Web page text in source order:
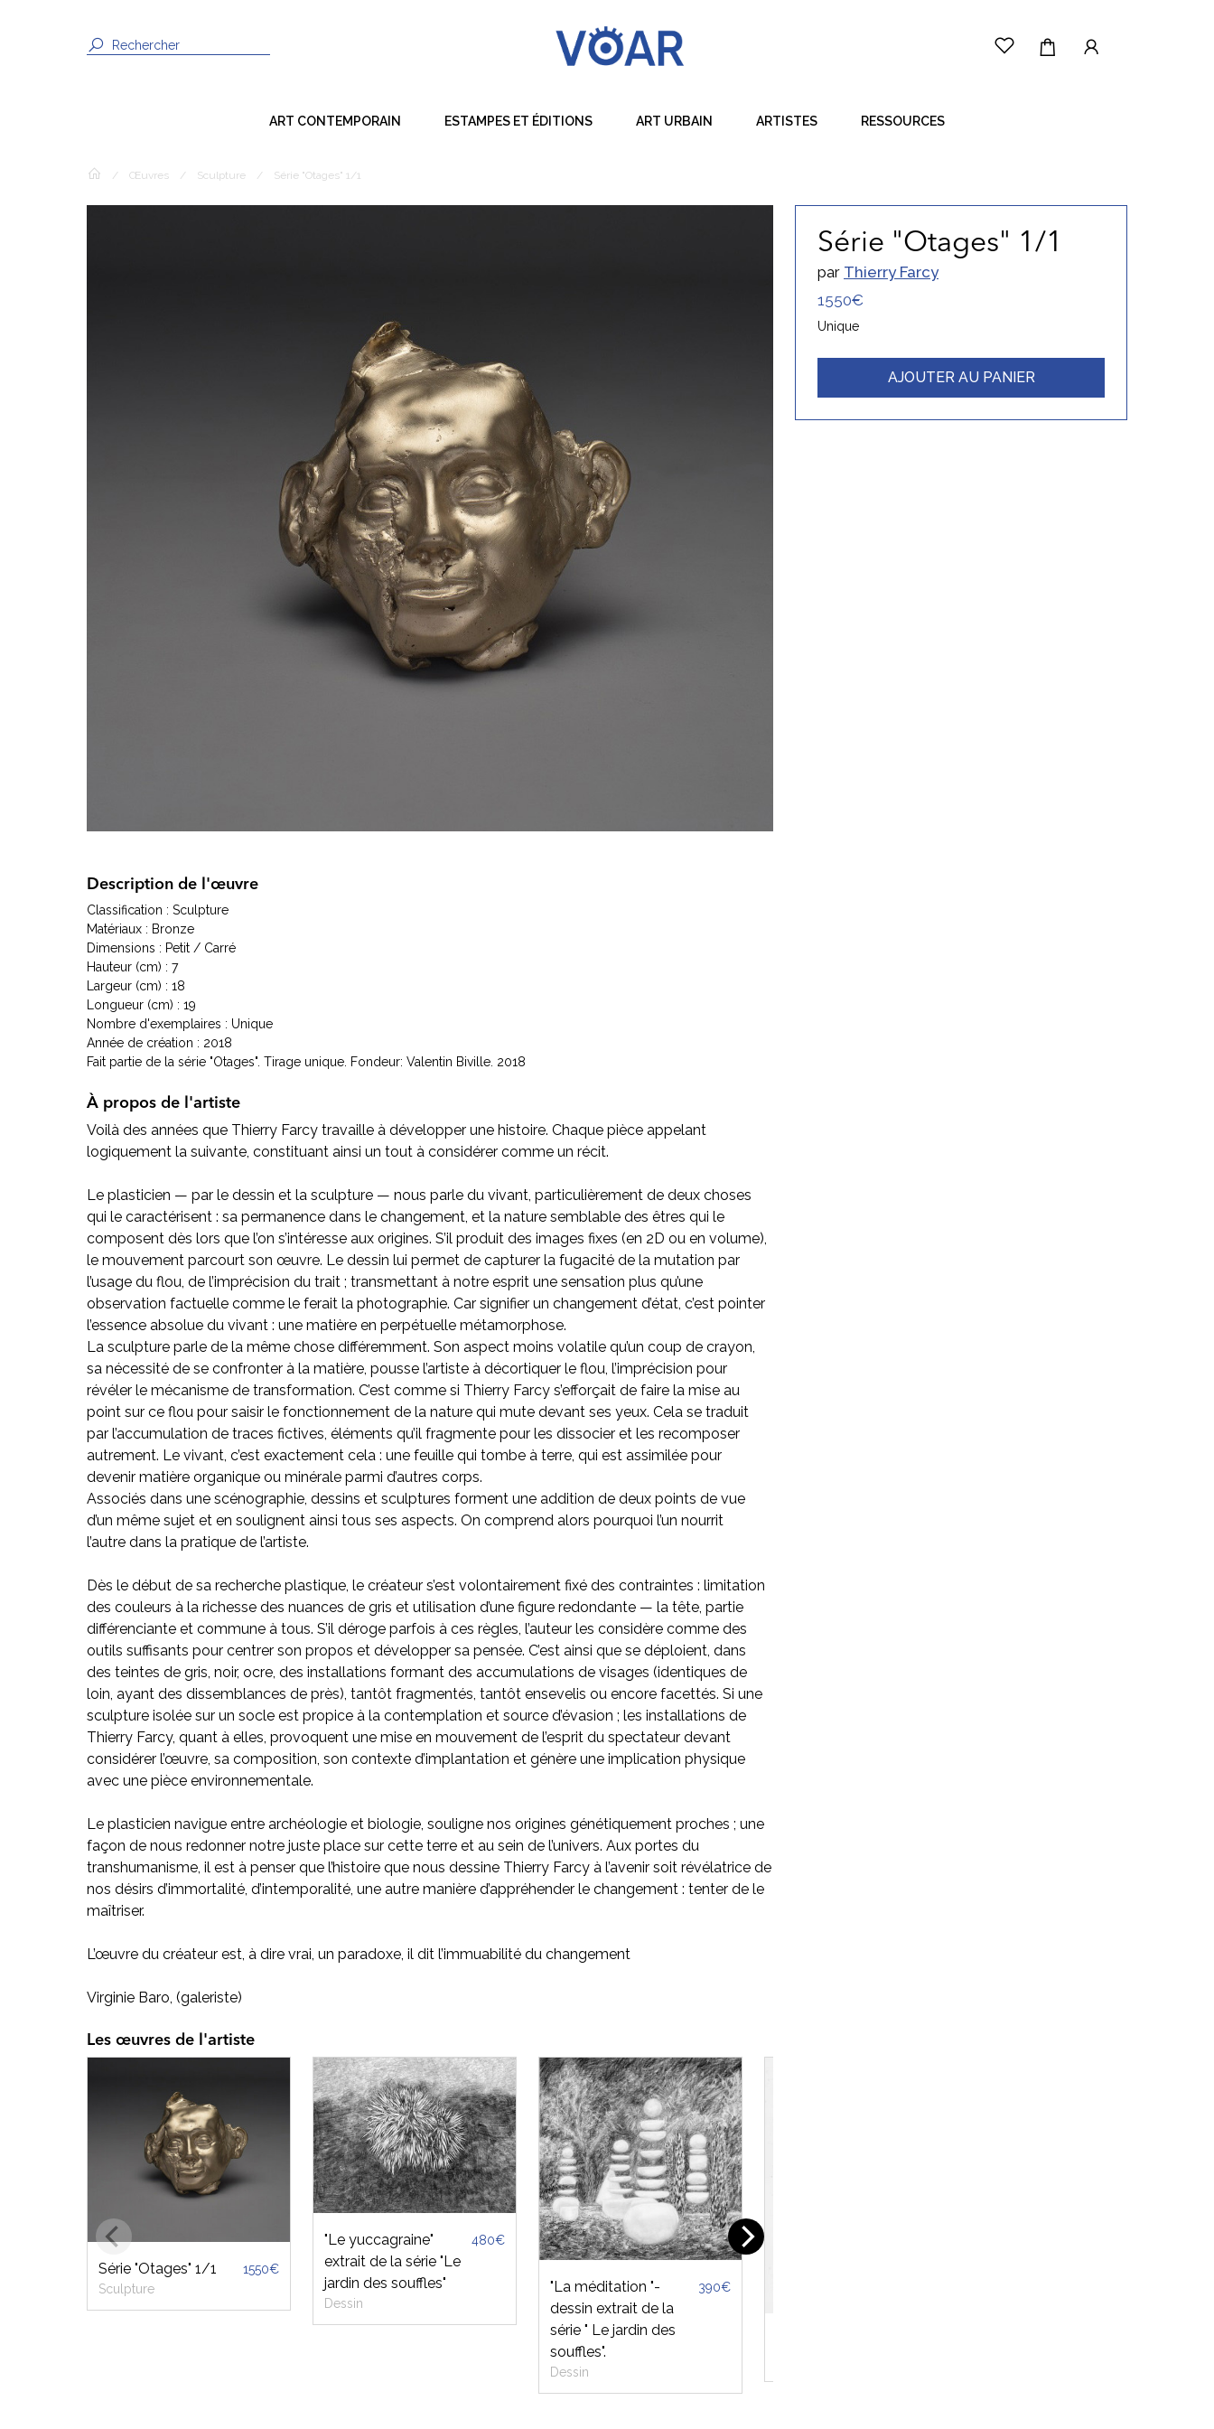
ART CONTEMPORAIN
Dessin
Peinture
ESTAMPES ET ÉDITIONS ART URBAIN
Peinture
ARTISTES RESSOURCES
CÔTÉ ARTISTE
CÔTÉ ACHETEUR
/ Œuvres / Sculpture / Série "Otages" 1/1
Description de l'œuvre
Classification : Sculpture
Matériaux : Bronze
Dimensions : Petit / Carré
Hauteur (cm) : 7
Largeur (cm) : 18
Longueur (cm) : 19
Nombre d'exemplaires : Unique
Année de création : 2018
Fait partie de la série "Otages". Tirage unique. Fondeur: Valentin Biville. 2018
À propos de l'artiste
Voilà des années que Thierry Farcy travaille à développer une histoire. Chaque pièce appelant
logiquement la suivante, constituant ainsi un tout à considérer comme un récit.
Le plasticien — par le dessin et la sculpture — nous parle du vivant, particulièrement de deux choses
qui le caractérisent : sa permanence dans le changement, et la nature semblable des êtres qui le
composent dès lors que l’on s’intéresse aux origines. S’il produit des images fixes (en 2D ou en volume),
le mouvement parcourt son œuvre. Le dessin lui permet de capturer la fugacité de la mutation par
l’usage du flou, de l’imprécision du trait ; transmettant à notre esprit une sensation plus qu’une
observation factuelle comme le ferait la photographie. Car signifier un changement d’état, c’est pointer
l’essence absolue du vivant : une matière en perpétuelle métamorphose.
La sculpture parle de la même chose différemment. Son aspect moins volatile qu’un coup de crayon,
sa nécessité de se confronter à la matière, pousse l’artiste à décortiquer le flou, l’imprécision pour
révéler le mécanisme de transformation. C’est comme si Thierry Farcy s’efforçait de faire la mise au
point sur ce flou pour saisir le fonctionnement de la nature qui mute devant ses yeux. Cela se traduit
par l’accumulation de traces fictives, éléments qu’il fragmente pour les dissocier et les recomposer
autrement. Le vivant, c’est exactement cela : une feuille qui tombe à terre, qui est assimilée pour
devenir matière organique ou minérale parmi d’autres corps.
Associés dans une scénographie, dessins et sculptures forment une addition de deux points de vue
d’un même sujet et en soulignent ainsi tous ses aspects. On comprend alors pourquoi l’un nourrit
l’autre dans la pratique de l’artiste.
Dès le début de sa recherche plastique, le créateur s’est volontairement fixé des contraintes : limitation
des couleurs à la richesse des nuances de gris et utilisation d’une figure redondante — la tête, partie
différenciante et commune à tous. S’il déroge parfois à ces règles, l’auteur les considère comme des
outils suffisants pour centrer son propos et développer sa pensée. C’est ainsi que se déploient, dans
des teintes de gris, noir, ocre, des installations formant des accumulations de visages (identiques de
loin, ayant des dissemblances de près), tantôt fragmentés, tantôt ensevelis ou encore facettés. Si une
sculpture isolée sur un socle est propice à la contemplation et source d’évasion ; les installations de
Thierry Farcy, quant à elles, provoquent une mise en mouvement de l’esprit du spectateur devant
considérer l’œuvre, sa composition, son contexte d’implantation et génère une implication physique
avec une pièce environnementale.
Le plasticien navigue entre archéologie et biologie, souligne nos origines génétiquement proches ; une
façon de nous redonner notre juste place sur cette terre et au sein de l’univers. Aux portes du
transhumanisme, il est à penser que l’histoire que nous dessine Thierry Farcy à l’avenir soit révélatrice de
nos désirs d’immortalité, d’intemporalité, une autre manière d’appréhender le changement : tenter de le
maîtriser.
L’œuvre du créateur est, à dire vrai, un paradoxe, il dit l’immuabilité du changement
Virginie Baro, (galeriste)
Les œuvres de l'artiste
Série "Otages" 1/1
Sculpture
1550€
"Le yuccagraine"
extrait de la série "Le
jardin des souffles"
Dessin
480€
"La méditation "-
dessin extrait de la
série " Le jardin des
souffles".
Dessin
390€
Série "Otages" 1/1
par Thierry Farcy
1550€
Unique
AJOUTER AU PANIER